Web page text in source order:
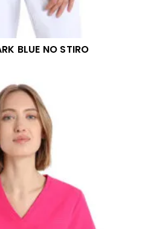
BLUE NO STIRO